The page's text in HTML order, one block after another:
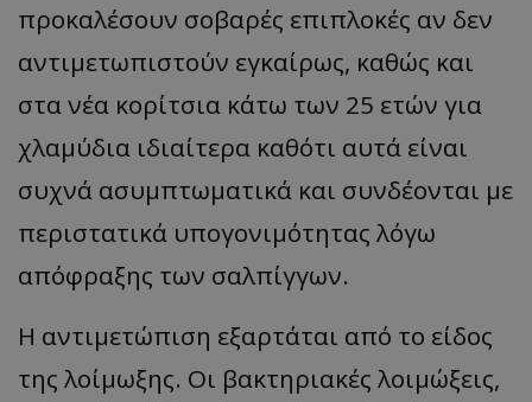
προκαλέσουν σοβαρές επιπλοκές αν δεν
αντιμετωπιστούν εγκαίρως, καθώς και
στα νέα κορίτσια κάτω των 25 ετών για
χλαμύδια ιδιαίτερα καθότι αυτά είναι
συχνά ασυμπτωματικά και συνδέονται με
περιστατικά υπογονιμότητας λόγω
απόφραξης των σαλπίγγων.
Η αντιμετώπιση εξαρτάται από το είδος
της λοίμωξης. Οι βακτηριακές λοιμώξεις,